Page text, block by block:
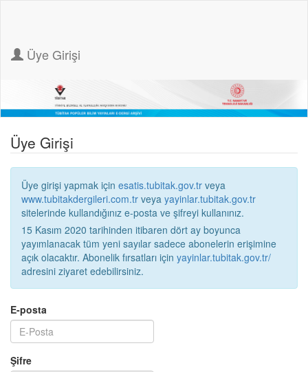
Üye Girişi
Üye Girişi
Üye girişi yapmak için esatis.tubitak.gov.tr veya
www.tubitakdergileri.com.tr veya yayinlar.tubitak.gov.tr
sitelerinde kullandığınız e-posta ve şifreyi kullanınız.
15 Kasım 2020 tarihinden itibaren dört ay boyunca
yayımlanacak tüm yeni sayılar sadece abonelerin erişimine
açık olacaktır. Abonelik fırsatları için yayinlar.tubitak.gov.tr/
adresini ziyaret edebilirsiniz.
E-posta
Şifre